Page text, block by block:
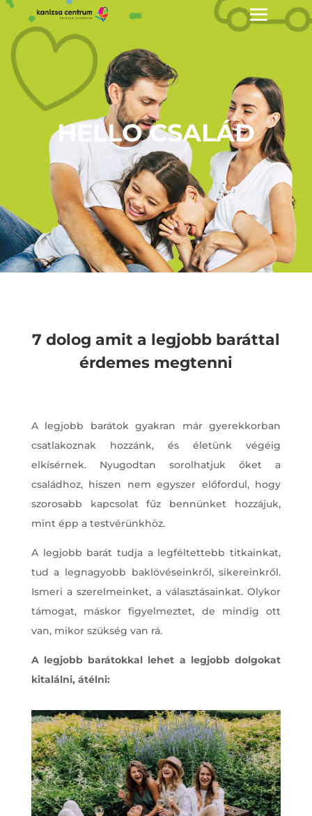
HELLO CSALÁD
7 dolog amit a legjobb baráttal
érdemes megtenni
A legjobb barátok gyakran már gyerekkorban
csatlakoznak hozzánk, és életünk végéig
elkísérnek. Nyugodtan sorolhatjuk őket a
családhoz, hiszen nem egyszer előfordul, hogy
szorosabb kapcsolat fűz bennünket hozzájuk,
mint épp a testvérünkhöz.
A legjobb barát tudja a legféltettebb titkainkat,
tud a legnagyobb baklövéseinkről, sikereinkről.
Ismeri a szerelmeinket, a választásainkat. Olykor
támogat, máskor figyelmeztet, de mindig ott
van, mikor szükség van rá.
A legjobb barátokkal lehet a legjobb dolgokat
kitalálni, átélni: